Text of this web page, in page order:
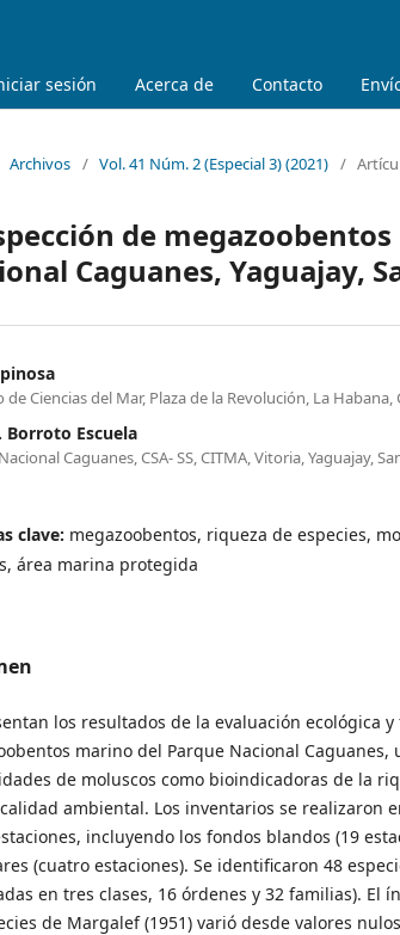
sesión Acerca de Contacto
Archivos / Vol. 41 Núm. 2 (Especial 3) (2021) /
de
Caguanes, Yaguajay,
Ciencias del Mar, Plaza de la Revolución, La Habana,
Borroto Escuela
Caguanes, CSA- SS, CITMA, Vitoria, Yaguajay,
clave: megazoobentos, riqueza de especies,
área marina protegida
los resultados de la evaluación ecológica
marino del Parque Nacional Caguanes,
de moluscos como bioindicadoras de la
ambiental. Los inventarios se realizaron
incluyendo los fondos blandos (19
(cuatro estaciones). Se identificaron 48
en tres clases, 16 órdenes y 32 familias). El
de Margalef (1951) varió desde valores